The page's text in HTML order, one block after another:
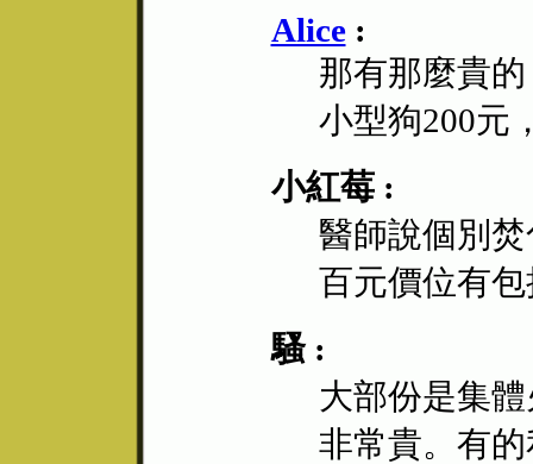
Alice:
那有那麼貴
小型狗200元
小紅莓 :
醫師說個別
百元價位有
騷 :
大部份是集
非常貴。有